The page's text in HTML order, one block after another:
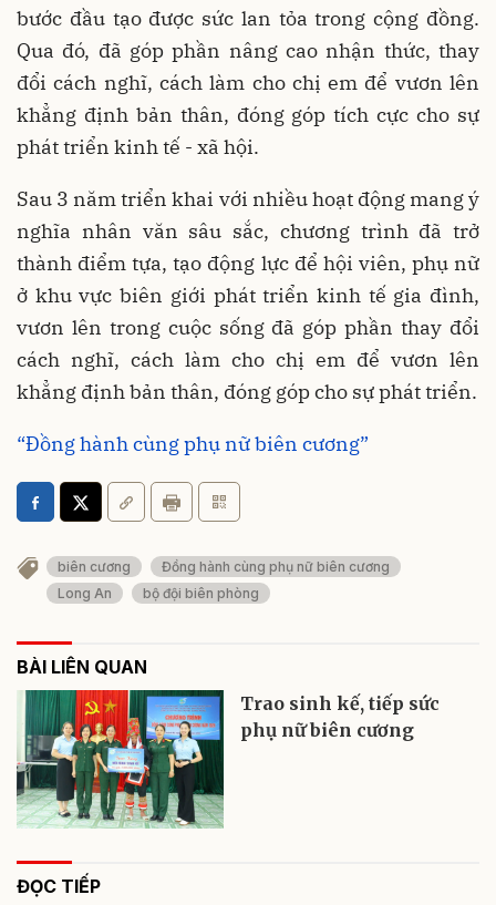
bước đầu tạo được sức lan tỏa trong cộng đồng.
Qua đó, đã góp phần nâng cao nhận thức, thay
đổi cách nghĩ, cách làm cho chị em để vươn lên
khẳng định bản thân, đóng góp tích cực cho sự
phát triển kinh tế - xã hội.
Sau 3 năm triển khai với nhiều hoạt động mang ý
nghĩa nhân văn sâu sắc, chương trình đã trở
thành điểm tựa, tạo động lực để hội viên, phụ nữ
ở khu vực biên giới phát triển kinh tế gia đình,
vươn lên trong cuộc sống đã góp phần thay đổi
cách nghĩ, cách làm cho chị em để vươn lên
khẳng định bản thân, đóng góp cho sự phát triển.
“Đồng hành cùng phụ nữ biên cương”
biên cương
Đồng hành cùng phụ nữ biên cương
Long An
bộ đội biên phòng
BÀI LIÊN QUAN
Trao sinh kế, tiếp sức
phụ nữ biên cương
ĐỌC TIẾP